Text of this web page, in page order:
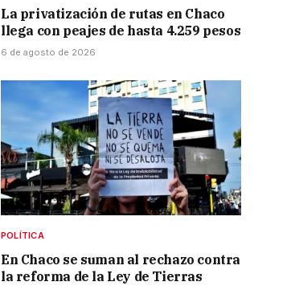
La privatización de rutas en Chaco
llega con peajes de hasta 4.259 pesos
6 de agosto de 2026
POLÍTICA
En Chaco se suman al rechazo contra
la reforma de la Ley de Tierras